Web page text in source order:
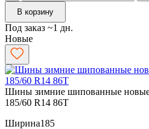
В корзину
Под заказ ~1 дн.
Новые
Шины зимние шипованные новые
185/60 R14 86T
Ширина185